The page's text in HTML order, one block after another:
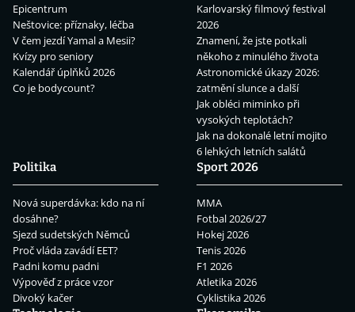
Epicentrum
Neštovice: příznaky, léčba
V čem jezdí Yamal a Mesii?
Kvízy pro seniory
Kalendář úplňků 2026
Co je bodycount?
Karlovarský filmový festival
2026
Znamení, že jste potkali
někoho z minulého života
Astronomické úkazy 2026:
zatmění slunce a další
Jak obléci miminko při
vysokých teplotách?
Jak na dokonalé letní mojito
6 lehkých letních salátů
Politika
Nová superdávka: kdo na ní
dosáhne?
Sjezd sudetských Němců
Proč vláda zavádí EET?
Padni komu padni
Výpověď z práce vzor
Divoký kačer
Sport 2026
MMA
Fotbal 2026/27
Hokej 2026
Tenis 2026
F1 2026
Atletika 2026
Cyklistika 2026